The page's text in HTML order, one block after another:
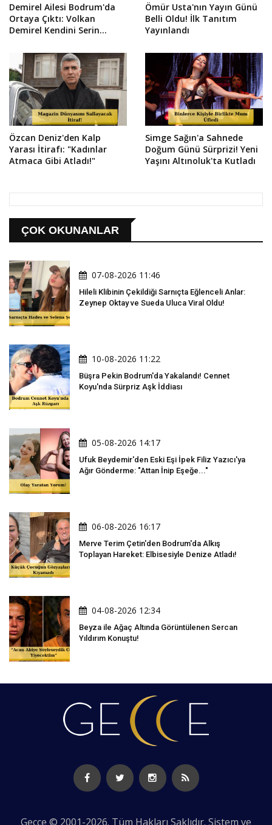
Demirel Ailesi Bodrum'da
Ortaya Çıktı: Volkan
Demirel Kendini Serin
Ömür Usta'nın Yayın Günü
Belli Oldu! İlk Tanıtım
Yayınlandı
Özcan Deniz'den Kalp
Yarası İtirafı: "Kadınlar
Atmaca Gibi Atladı!"
Simge Sağın'a Sahnede
Doğum Günü Sürprizi! Yeni
Yaşını Altınoluk'ta Kutladı
ÇOK OKUNANLAR
07-08-2026 11:46
Hileli Klibinin Çekildiği Sarnıçta Eğlenceli Anlar:
Zeynep Oktay ve Sueda Uluca Viral Oldu!
10-08-2026 11:22
Büşra Pekin Bodrum'da Yakalandı! Cennet
Koyu'nda Sürpriz Aşk İddiası
05-08-2026 14:17
Ufuk Beydemir'den Eski Eşi İpek Filiz Yazıcı'ya
Ağır Gönderme: "Attan İnip Eşeğe..."
06-08-2026 16:17
Merve Terim Çetin'den Bodrum'da Alkış
Toplayan Hareket: Elbisesiyle Denize Atladı!
04-08-2026 12:34
Beyza ile Ağaç Altında Görüntülenen Sercan
Yıldırım Konuştu!
Gecce © 2001-2026. Tüm Hakları Saklıdır. Sistem ve